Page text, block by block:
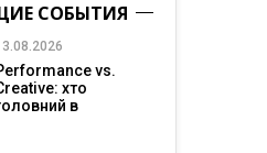
СОБЫТИЯ
vs.
хто
в